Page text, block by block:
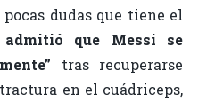
dudas que tiene el
admitió que Messi se
tras recuperarse
en el cuádriceps,